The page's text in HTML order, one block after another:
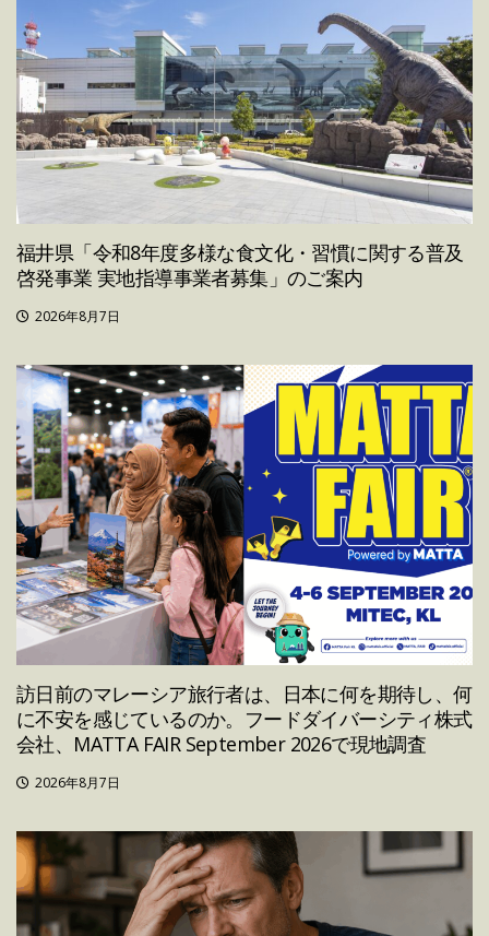
福井県「令和8年度多様な食文化・習慣に関する普及
啓発事業 実地指導事業者募集」のご案内
2026年8月7日
訪日前のマレーシア旅行者は、日本に何を期待し、何
に不安を感じているのか。フードダイバーシティ株式
会社、MATTA FAIR September 2026で現地調査
2026年8月7日